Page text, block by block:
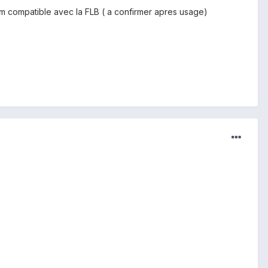
compatible avec la FLB ( a confirmer apres usage)